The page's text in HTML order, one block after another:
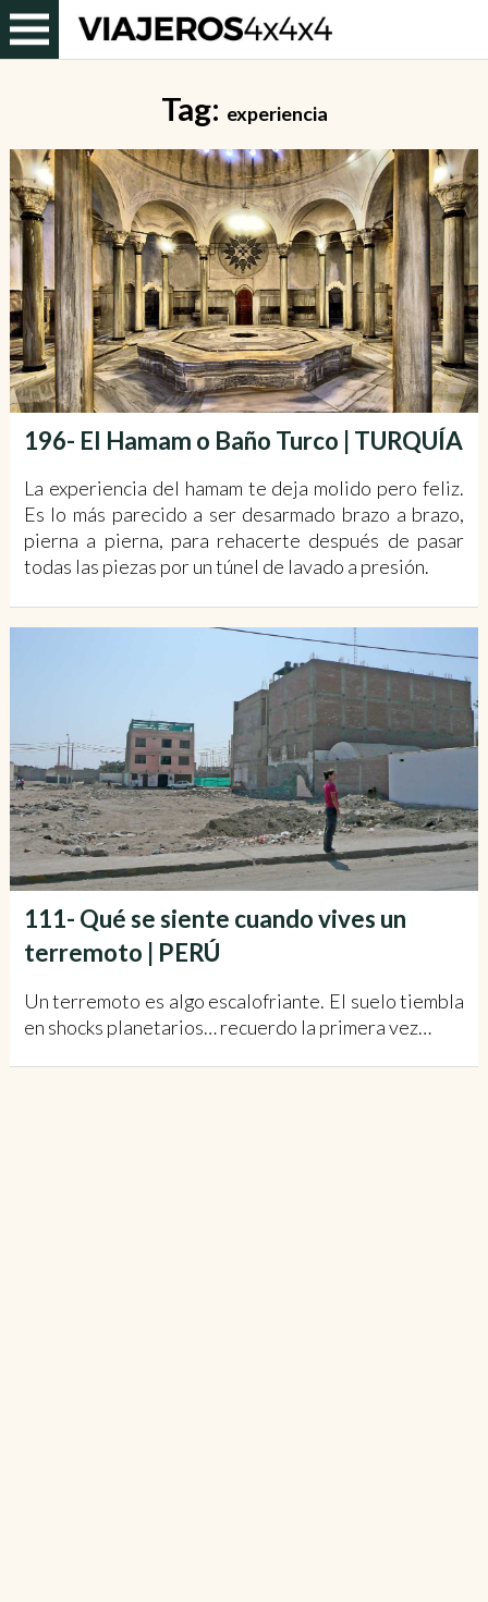
Tag: experiencia
196- El Hamam o Baño Turco | TURQUÍA
La experiencia del hamam te deja molido pero feliz.
Es lo más parecido a ser desarmado brazo a brazo,
pierna a pierna, para re­hacerte después de pasar
todas las piezas por un túnel de lavado a presión.
111- Qué se siente cuando vives un
terremoto | PERÚ
Un terremoto es algo escalofriante. El suelo tiembla
en shocks planetarios… recuerdo la primera vez…